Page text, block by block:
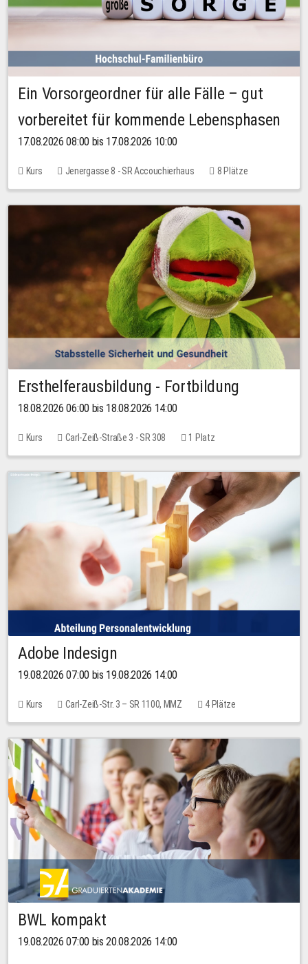
Ein Vorsorgeordner für alle Fälle – gut
vorbereitet für kommende Lebensphasen
17.08.2026 08:00 bis 17.08.2026 10:00
Kurs Jenergasse 8 - SR Accouchierhaus 8 Plätze
Ersthelferausbildung - Fortbildung
18.08.2026 06:00 bis 18.08.2026 14:00
Kurs Carl-Zeiß-Straße 3 - SR 308 1 Platz
Adobe Indesign
19.08.2026 07:00 bis 19.08.2026 14:00
Kurs Carl-Zeiß-Str. 3 – SR 1100, MMZ 4 Plätze
BWL kompakt
19.08.2026 07:00 bis 20.08.2026 14:00